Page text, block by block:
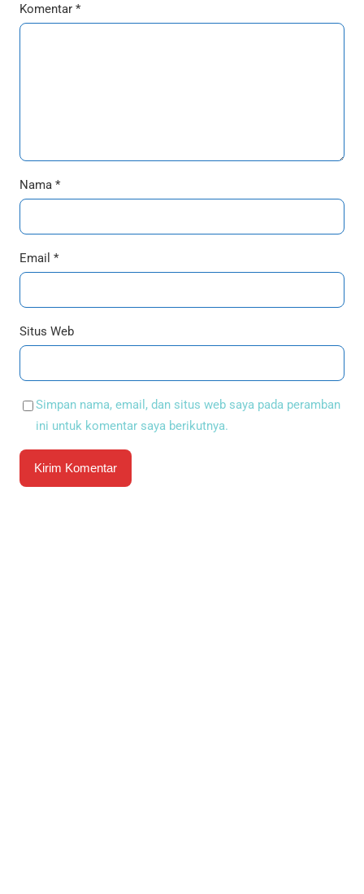
Komentar *
Nama *
Email *
Situs Web
Simpan nama, email, dan situs web saya pada peramban
ini untuk komentar saya berikutnya.